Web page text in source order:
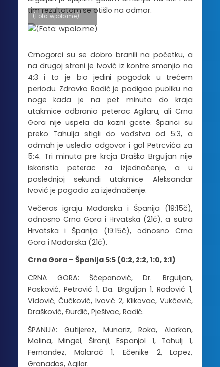
tim rezultatom se otišlo na odmor.
(Foto: wpolo.me)
Crnogorci su se dobro branili na početku, a
na drugoj strani je Ivović iz kontre smanjio na
4:3 i to je bio jedini pogodak u trećem
periodu. Zdravko Radić je podigao publiku na
noge kada je na pet minuta do kraja
utakmice odbranio peterac Agilaru, ali Crna
Gora nije uspela da kazni goste. Španci su
preko Tahulja stigli do vođstva od 5:3, a
odmah je usledio odgovor i gol Petrovića za
5:4. Tri minuta pre kraja Draško Brguljan nije
iskoristio peterac za izjednačenje, a u
poslednjoj sekundi utakmice Aleksandar
Ivović je pogodio za izjednačenje.
Večeras igraju Mađarska i Španija (19:15č),
odnosno Crna Gora i Hrvatska (21č), a sutra
Hrvatska i Španija (19:15č), odnosno Crna
Gora i Mađarska (21č).
Crna Gora – Španija 5:5 (0:2, 2:2, 1:0, 2:1)
CRNA GORA: Šćepanović, Dr. Brguljan,
Pasković, Petrović 1, Da. Brguljan 1, Radović 1,
Vidović, Čučković, Ivović 2, Klikovac, Vukčević,
Drašković, Đurđić, Pješivac, Radić.
ŠPANIJA: Gutijerez, Munariz, Roka, Alarkon,
Molina, Mingel, Širanji, Espanjol 1, Tahulj 1,
Fernandez, Malarač 1, Ečenike 2, Lopez,
Granados, Agilar.